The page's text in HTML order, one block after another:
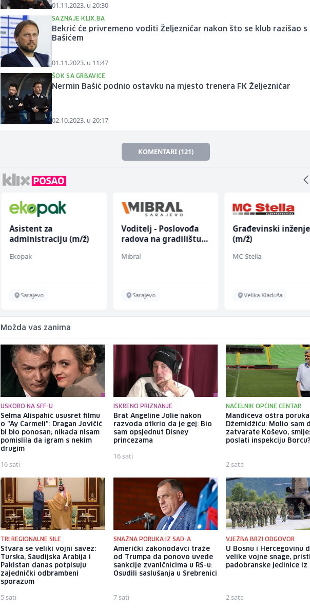
01.11.2023. u 20:30
SAZNAJE KLIX.BA
Bekrić će privremeno voditi Željezničar nakon što se klub razišao s
Bašićem
01.11.2023. u 11:47
ŠOK SA GRBAVICE
Nermin Bašić podnio ostavku na mjesto trenera FK Željezničar
02.10.2023. u 20:17
KOMENTARI (121)
Voditelj - Poslovođa
radova na gradilištu
Mibral
Sarajevo
Građevinski inženjer
(m/ž)
MC-Stella
Velika Kladuša
Kustos u galeriji
(m/ž)
Galerija Java
Sarajevo
Možda vas zanima
USKORO NA SFF-U
Selma Alispahić ususret filmu
o "Ay Carmeli": Dragan Jovičić
bi bio ponosan; nikada nisam
pomislila da igram s nekim
drugim
16 sati
ISKRENO PRIZNANJE
Brat Angeline Jolie nakon
razvoda otkrio da je gej: Bio
sam opsjednut Disney
princezama
16 sati
NAČELNIK OPĆINE CENTAR
Mandićeva oštra poruka
Džemidžiću: Molio sam
zatvarate Koševo,
poslati inspekciju Borcu?
2 sata
TRI REGIONALNE SILE
Stvara se veliki vojni savez:
Turska, Saudijska Arabija i
Pakistan danas potpisuju
zajednički odbrambeni
sporazum
5 sati
SNAŽNA PORUKA IZ SAD-A
Američki zakonodavci traže
od Trumpa da ponovo uvede
sankcije zvaničnicima u RS-u:
Osudili saslušanja u Srebrenici
7 sati
VJEŽBA BRZI ODGOVOR
U Bosnu i Hercegovinu
velike vojne snage,
padobranske jedinice iz
2 sata